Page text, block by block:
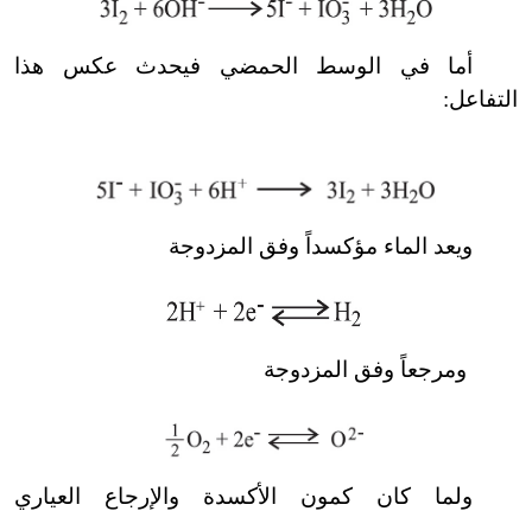
أما في الوسط الحمضي فيحدث عكس هذا
التفاعل:
ويعد الماء مؤكسداً وفق المزدوجة
ومرجعاً وفق المزدوجة
ولما كان كمون الأكسدة والإرجاع العياري